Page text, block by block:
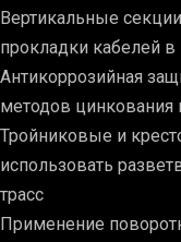
Вертикальные
прокладки кабелей
Антикоррозийная
методов
Тройниковые и
использовать
трасс
Применение